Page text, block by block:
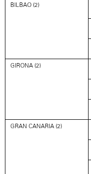
BILBAO (2)
GIRONA (2)
GRAN CANARIA (2)